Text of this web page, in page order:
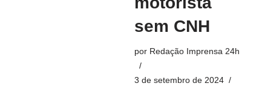
sem CNH
por Redação Imprensa 24h
3 de setembro de 2024